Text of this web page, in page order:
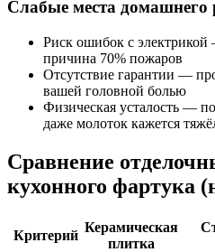
Слабые места домашнего
Риск ошибок с
причина 70% пожаров
Отсутствие гарантии —
вашей головной болью
Физическая усталость —
даже молоток кажется
Сравнение
кухонного фартука
Критерий
Керамическая
плитка